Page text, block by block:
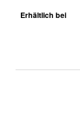
Erhältlich bei